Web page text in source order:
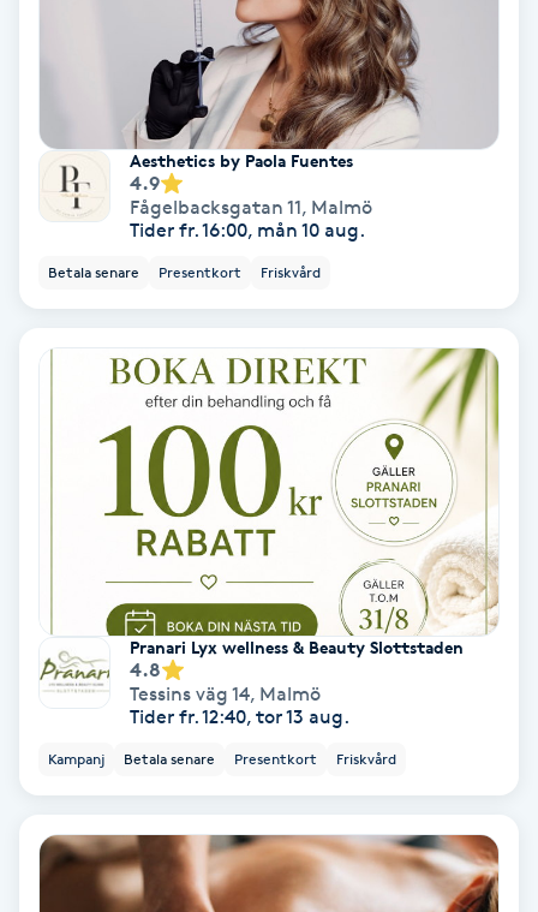
Bröllopsuppsättning
Color correction
Damklippning
Dermapen
Diamantslipning
Extensions
Aesthetics by Paola Fuentes
4.9
Fågelbacksgatan 11, Malmö
Tider fr. 16:00, mån 10 aug.
Betala senare Presentkort Friskvård
Pranari Lyx wellness & Beauty Slottstaden
4.8
Tessins väg 14, Malmö
Tider fr. 12:40, tor 13 aug.
Kampanj Betala senare Presentkort Friskvård